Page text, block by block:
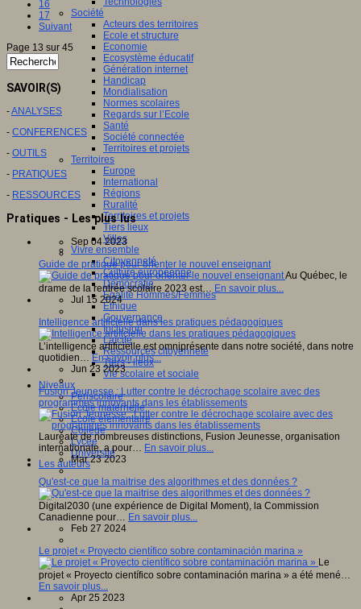
Société
Acteurs des territoires
Ecole et structure
Economie
Ecosystème éducatif
Génération internet
Handicap
Mondialisation
Normes scolaires
Regards sur l’Ecole
Santé
Société connectée
Territoires et projets
Territoires
Europe
International
Régions
Ruralité
Territoires et projets
Tiers lieux
Villes
Vivre ensemble
Citoyenneté
Culture européenne
Démocratie
Egalité Hommes/Femmes
Ethique
Gouvernance
Inclusion
Laïcité
Ressources citoyenneté
Tiers - lieux
Vie scolaire et sociale
Niveaux
Périscolaire
Ecole maternelle
Ecole élémentaire
Collège
Lycée
Université
Les auteurs
16
17
Suivant
Page 13 sur 45
SAVOIR(S)
-ANALYSES
- CONFERENCES
- OUTILS
- PRATIQUES
- RESSOURCES
Pratiques - Les plus lus
Sep 04 2023
Guide de pratique pour orienter le nouvel enseignant
Au Québec, le
drame de la rentrée scolaire 2023 est… En savoir plus...
Jul 15 2024
Intelligence artificielle dans les pratiques pédagogiques
L’intelligence artificielle est omniprésente dans notre société, dans notre
quotidien… En savoir plus...
Jun 23 2023
Fusion Jeunesse : Lutter contre le décrochage scolaire avec des
programmes innovants dans les établissements
Lauréate de nombreuses distinctions, Fusion Jeunesse, organisation
internationale, a pour… En savoir plus...
Mar 23 2023
Qu'est-ce que la maitrise des algorithmes et des données ?
Digital2030 (une expérience de Digital Moment), la Commission
Canadienne pour… En savoir plus...
Feb 27 2024
Le projet « Proyecto científico sobre contaminación marina »
Le
projet « Proyecto científico sobre contaminación marina » a été mené…
En savoir plus...
Apr 25 2023